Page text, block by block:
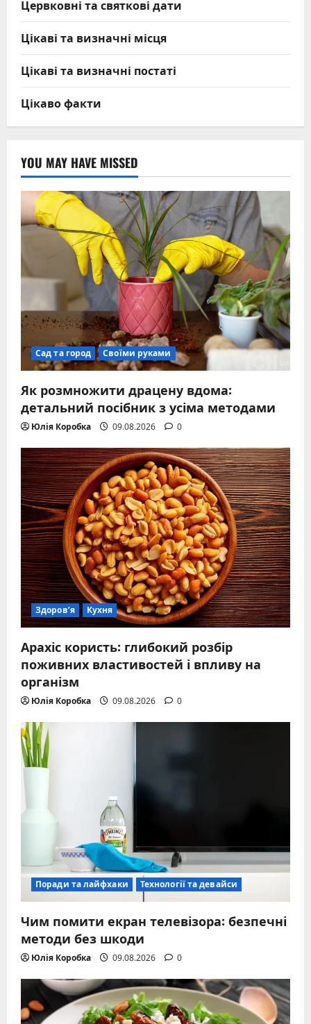
Цервковні та святкові дати
Цікаві та визначні місця
Цікаві та визначні постаті
Цікаво факти
YOU MAY HAVE MISSED
Сад та город Своїми руками
Як розмножити драцену вдома:
детальний посібник з усіма методами
Юлія Коробка 09.08.2026 0
Здоров’я Кухня
Арахіс користь: глибокий розбір
поживних властивостей і впливу на
організм
Юлія Коробка 09.08.2026 0
Поради та лайфхаки Технології та девайси
Чим помити екран телевізора: безпечні
методи без шкоди
Юлія Коробка 09.08.2026 0